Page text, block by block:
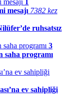
1
mesajı 7382 kez
ruhsatsız
3
saha programı
ev sahipliği